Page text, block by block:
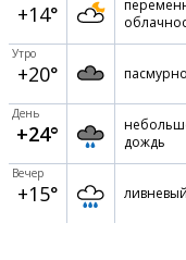
+14°
Утро
+20° пасмурно
День
+24°
дождь
Вечер
+15°